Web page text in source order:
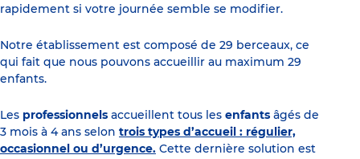
rapidement si votre journée semble se modifier.
Notre établissement est composé de 29 berceaux, ce
qui fait que nous pouvons accueillir au maximum 29
enfants.
Les professionnels accueillent tous les enfants âgés de
3 mois à 4 ans selon trois types d’accueil : régulier,
occasionnel ou d’urgence. Cette dernière solution est